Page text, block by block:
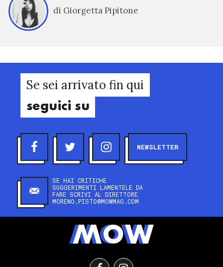
di Giorgetta Pipitone
Se sei arrivato fin qui
seguici su
NEWSLETTER
SE HAI CRITICHE
SUGGERIMENTI LAMENTELE DA
FARE SCRIVI AL DIRETTORE
MORENO.PISTO@MOWMAG.COM